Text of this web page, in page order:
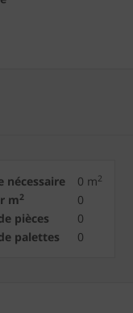
nécessaire 0 m2
m2
0
pièces
0
palettes
0